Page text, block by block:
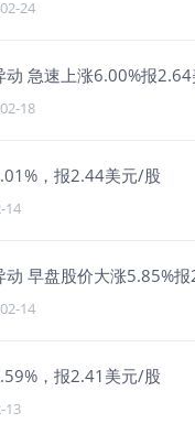
24
动 急速上涨6.00%报
18
，报2.44美元/股
14
动 早盘股价大涨5.85%
14
，报2.41美元/股
13